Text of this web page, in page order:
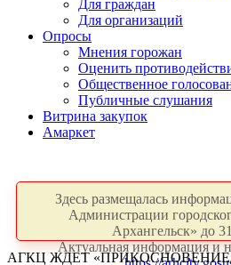
Для граждан
Для организаций
Опросы
Мнения горожан
Оценить
Общественное
Публичные слушания
Витрина закупок
Амаркет
Здесь размещалась
Администрации
Архангельск» до
Актуальная информация и
АГКЦ ЖДЕТ